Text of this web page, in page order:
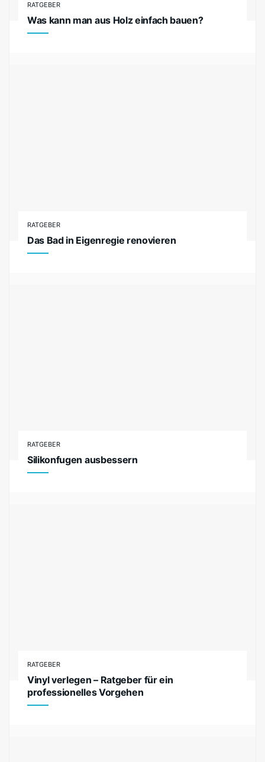
RATGEBER
Was kann man aus Holz einfach bauen?
RATGEBER
Das Bad in Eigenregie renovieren
RATGEBER
Silikonfugen ausbessern
RATGEBER
Vinyl verlegen – Ratgeber für ein
professionelles Vorgehen